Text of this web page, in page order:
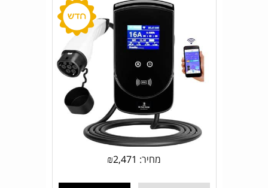
מחיר: ₪2,471